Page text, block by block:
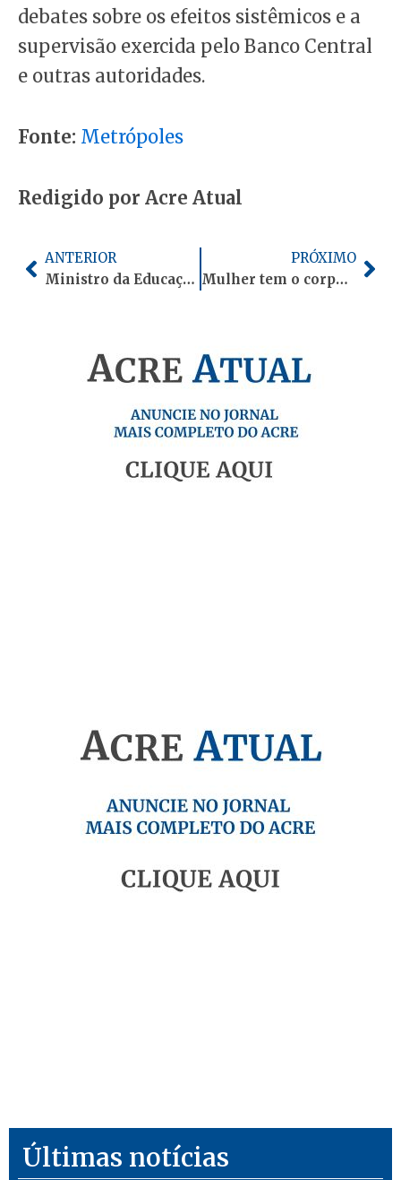
debates sobre os efeitos sistêmicos e a
supervisão exercida pelo Banco Central
e outras autoridades.
Fonte: Metrópoles
Redigido por Acre Atual
Anterior
ANTERIOR
Ministro da Educação vem ao Acre nos próximos dias; veja a agenda
PRÓXIMO
Mulher tem o corpo queimado pelo ex-companheiro na frente da filha em Goiás
Últimas notícias